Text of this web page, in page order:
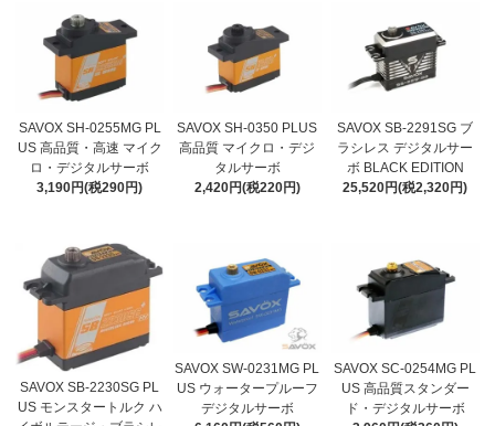
SAVOX SH-0255MG PL
US 高品質・高速 マイク
ロ・デジタルサーボ
3,190円(税290円)
SAVOX SH-0350 PLUS
高品質 マイクロ・デジ
タルサーボ
2,420円(税220円)
SAVOX SB-2291SG ブ
ラシレス デジタルサー
ボ BLACK EDITION
25,520円(税2,320円)
SAVOX SB-2230SG PL
US モンスタートルク ハ
SAVOX SW-0231MG PL
US ウォータープルーフ
デジタルサーボ
SAVOX SC-0254MG PL
US 高品質スタンダー
ド・デジタルサーボ